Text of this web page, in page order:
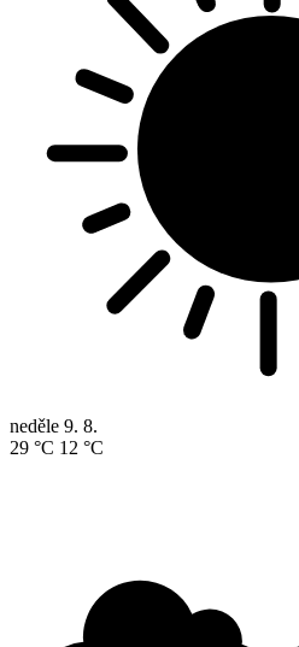
neděle 9. 8.
29 °C 12 °C